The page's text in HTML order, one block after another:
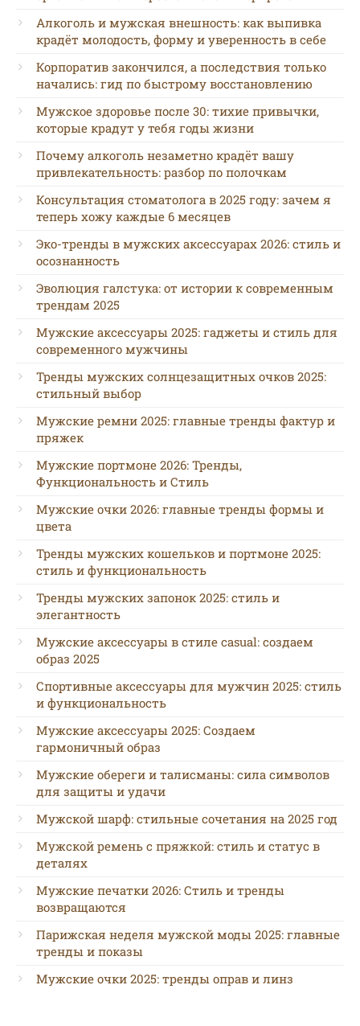
Алкоголь и мужская внешность: как выпивка
крадёт молодость, форму и уверенность в себе
Корпоратив закончился, а последствия только
начались: гид по быстрому восстановлению
Мужское здоровье после 30: тихие привычки,
которые крадут у тебя годы жизни
Почему алкоголь незаметно крадёт вашу
привлекательность: разбор по полочкам
Консультация стоматолога в 2025 году: зачем я
теперь хожу каждые 6 месяцев
Эко-тренды в мужских аксессуарах 2026: стиль и
осознанность
Эволюция галстука: от истории к современным
трендам 2025
Мужские аксессуары 2025: гаджеты и стиль для
современного мужчины
Тренды мужских солнцезащитных очков 2025:
стильный выбор
Мужские ремни 2025: главные тренды фактур и
пряжек
Мужские портмоне 2026: Тренды,
Функциональность и Стиль
Мужские очки 2026: главные тренды формы и
цвета
Тренды мужских кошельков и портмоне 2025:
стиль и функциональность
Тренды мужских запонок 2025: стиль и
элегантность
Мужские аксессуары в стиле casual: создаем
образ 2025
Спортивные аксессуары для мужчин 2025: стиль
и функциональность
Мужские аксессуары 2025: Создаем
гармоничный образ
Мужские обереги и талисманы: сила символов
для защиты и удачи
Мужской шарф: стильные сочетания на 2025 год
Мужской ремень с пряжкой: стиль и статус в
деталях
Мужские печатки 2026: Стиль и тренды
возвращаются
Парижская неделя мужской моды 2025: главные
тренды и показы
Мужские очки 2025: тренды оправ и линз